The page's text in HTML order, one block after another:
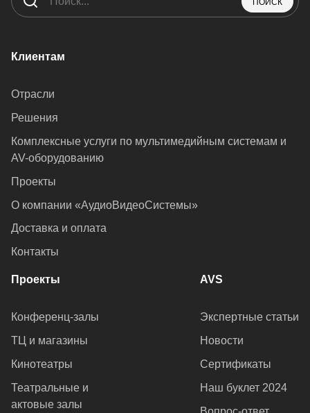
Клиентам
Отрасли
Решения
Комплексные услуги по мультимедийным системам и
AV-оборудованию
Проекты
О компании «АудиоВидеоСистемы»
Доставка и оплата
Контакты
Проекты
Конференц-залы
ТЦ и магазины
Кинотеатры
Театральные и
актовые залы
AVS
Экспертные статьи
Новости
Сертификаты
Наш буклет 2024